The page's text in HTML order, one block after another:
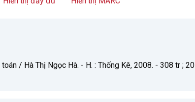
/ Hà Thị Ngọc Hà. - H. : Thống Kê, 2008. - 308 tr ; 20